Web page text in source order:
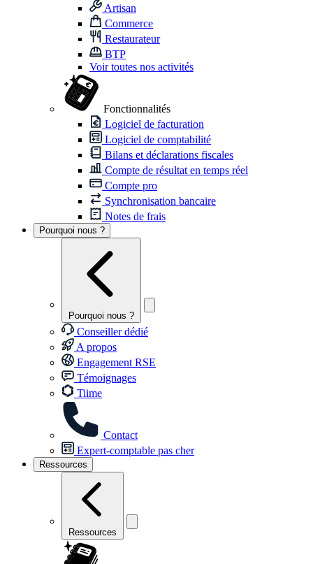
Artisan
Commerce
Restaurateur
BTP
Voir toutes nos activités
Fonctionnalités
Logiciel de facturation
Logiciel de comptabilité
Bilans et déclarations fiscales
Compte de résultat en temps réel
Compte pro
Synchronisation bancaire
Notes de frais
Pourquoi nous ?
Pourquoi nous ?
Conseiller dédié
A propos
Engagement RSE
Témoignages
Tiime
Contact
Expert-comptable pas cher
Ressources
Ressources